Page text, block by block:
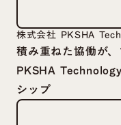
株式会社 PKSHA
積み重ねた協働が
PKSHA
シップ